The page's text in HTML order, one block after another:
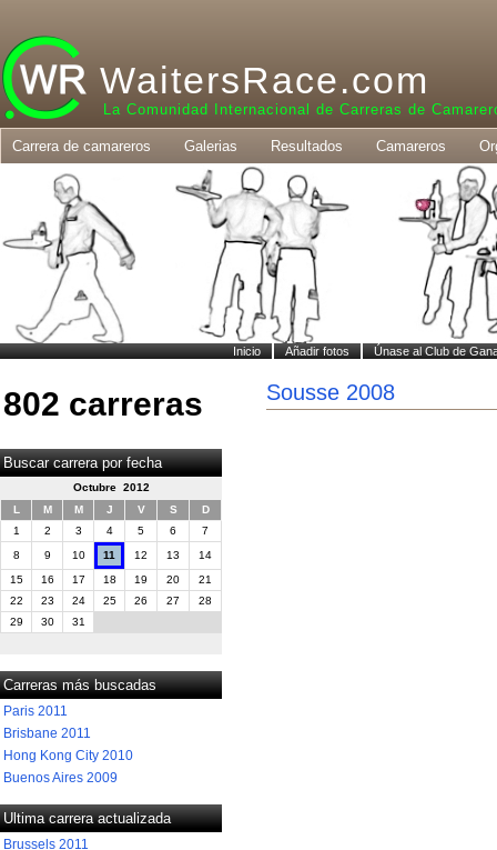
WaitersRace.com
La Comunidad Internacional de Carreras de
Carrera de camareros Galerias Resultados Camareros
Inicio Añadir fotos Únase al Club de
802 carreras
Buscar carrera por fecha
Octubre 2012
L
M M J V S
D
1
2 3 4 5 6
7
8
9 10 11 12 13
14
15
16 17 18 19 20
21
22
23 24 25 26 27
28
29
30 31
Carreras más buscadas
Paris 2011
Brisbane 2011
Hong Kong City 2010
Buenos Aires 2009
Ultima carrera actualizada
Brussels 2011
Sousse 2008